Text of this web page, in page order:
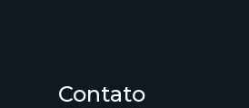
Contato